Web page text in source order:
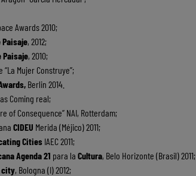
Awards 2010;
Paisaje, 2012;
Paisaje, 2010;
Mujer Construye”;
Berlin 2014.
Coming real;
of Consequence” NAI, Rotterdam;
CIDEU Merida (Méjico) 2011;
Cities IAEC 2011;
Agenda 21 para la Cultura, Belo Horizonte (Brasil) 2011;
city, Bologna (I) 2012;